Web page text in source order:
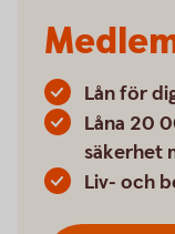
Lån för
Låna 20
säkerhet
Liv- och